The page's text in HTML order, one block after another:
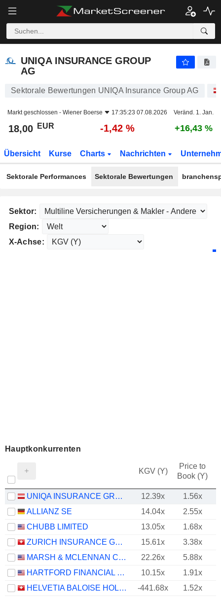
UNIQA INSURANCE GROUP
AG
Sektorale Bewertungen UNIQA Insurance Group AG
Markt geschlossen - Wiener Boerse 17:35:23 07.08.2026 Veränd. 1. Jan.
18,00 EUR -1,42 % +16,43 %
Übersicht Kurse Charts Nachrichten
Sektorale Performances Sektorale Bewertungen
Sektor:
Region:
X-Achse:
Hauptkonkurrenten
KGV (Y)
Price to
Book (Y)
UNIQA INSURANCE GROUP AG 12.39x
1.56x
ALLIANZ SE
14.04x
2.55x
CHUBB LIMITED
13.05x
1.68x
ZURICH INSURANCE GROUP LTD
15.61x
3.38x
MARSH & MCLENNAN COMPANIES
22.26x 5.88x
HARTFORD FINANCIAL SERVICES GROUP (THE), INC.
10.15x
1.91x
HELVETIA BALOISE HOLDING AG
-441.68x
1.52x